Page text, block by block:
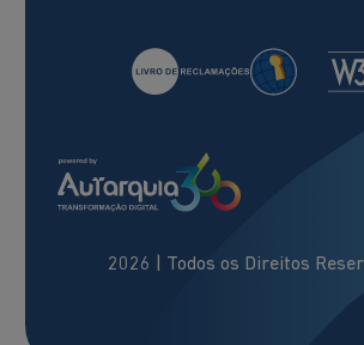
2026 | Todos os Direitos